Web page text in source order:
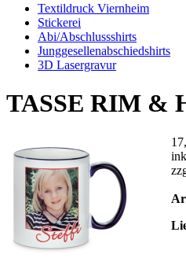
Textildruck Viernheim
Stickerei
Abi/Abschlussshirts
Junggesellenabschiedshirts
3D Lasergravur
TASSE RIM &